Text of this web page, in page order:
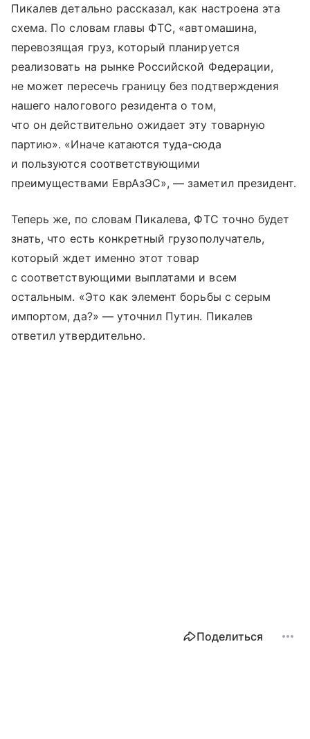
Пикалев детально рассказал, как настроена эта
схема. По словам главы ФТС, «автомашина,
перевозящая груз, который планируется
реализовать на рынке Российской Федерации,
не может пересечь границу без подтверждения
нашего налогового резидента о том,
что он действительно ожидает эту товарную
партию». «Иначе катаются туда-сюда
и пользуются соответствующими
преимуществами ЕврАзЭС», — заметил президент.
Теперь же, по словам Пикалева, ФТС точно будет
знать, что есть конкретный грузополучатель,
который ждет именно этот товар
с соответствующими выплатами и всем
остальным. «Это как элемент борьбы с серым
импортом, да?» — уточнил Путин. Пикалев
ответил утвердительно.
Поделиться